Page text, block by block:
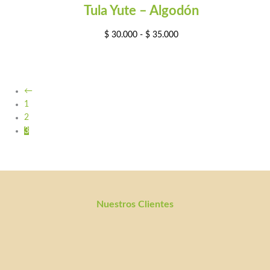
Tula Yute – Algodón
$30.000 - $35.000
←
1
2
3
Nuestros Clientes